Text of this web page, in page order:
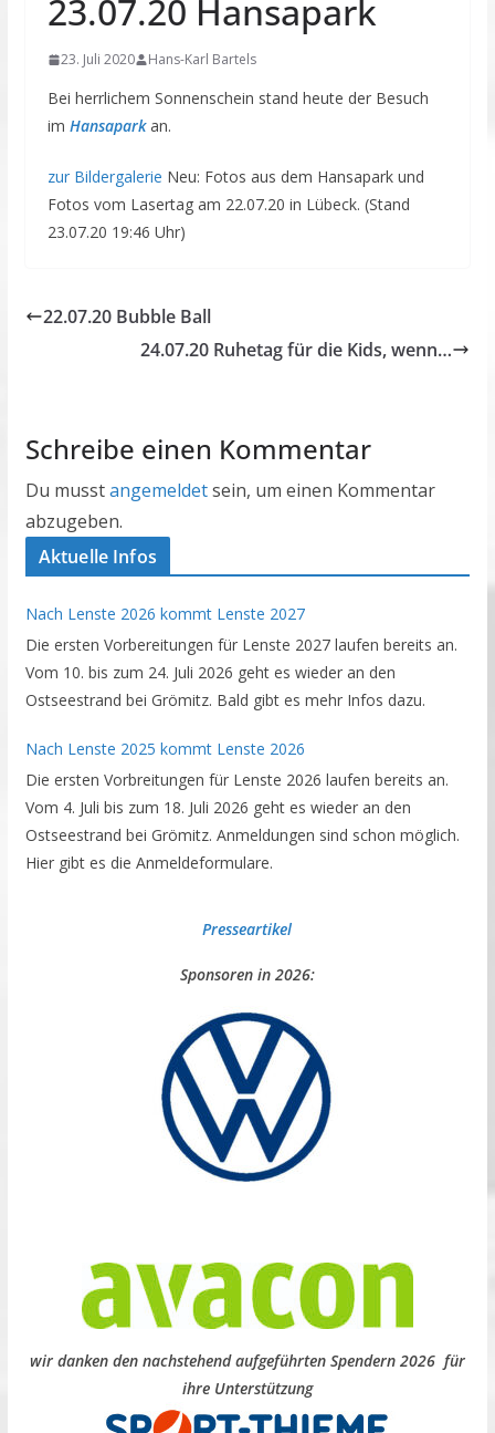
23.07.20 Hansapark
23. Juli 2020 Hans-Karl Bartels
Bei herrlichem Sonnenschein stand heute der Besuch
im Hansaparkan.
zur Bildergalerie Neu: Fotos aus dem Hansapark und
Fotos vom Lasertag am 22.07.20 in Lübeck. (Stand
23.07.20 19:46 Uhr)
22.07.20 Bubble Ball
24.07.20 Ruhetag für die Kids, wenn…
Schreibe einen Kommentar
Du musstangemeldetsein, um einen Kommentar
abzugeben.
Aktuelle Infos
Nach Lenste 2026 kommt Lenste 2027
Die ersten Vorbereitungen für Lenste 2027 laufen bereits an.
Vom 10. bis zum 24. Juli 2026 geht es wieder an den
Ostseestrand bei Grömitz. Bald gibt es mehr Infos dazu.
Nach Lenste 2025 kommt Lenste 2026
Die ersten Vorbreitungen für Lenste 2026 laufen bereits an.
Vom 4. Juli bis zum 18. Juli 2026 geht es wieder an den
Ostseestrand bei Grömitz. Anmeldungen sind schon möglich.
Hier gibt es die Anmeldeformulare.
Presseartikel
Sponsoren in 2026:
wir danken den nachstehend aufgeführten Spendern 2026 für
ihre Unterstützung